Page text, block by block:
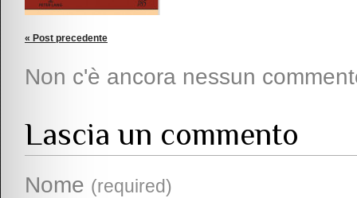
« Post precedente
Non c'è ancora nessun
Lascia un commento
Nome (required)